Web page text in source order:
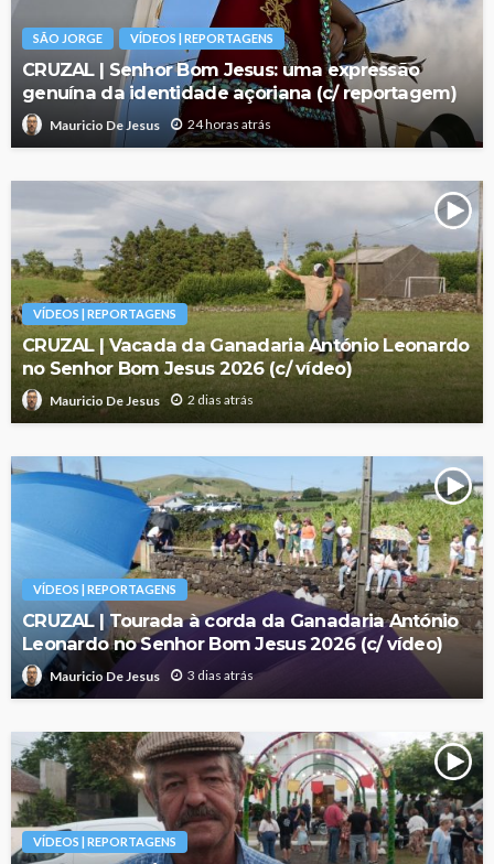
SÃO JORGE VÍDEOS | REPORTAGENS
CRUZAL | Senhor Bom Jesus: uma expressão
genuína da identidade açoriana (c/ reportagem)
Mauricio De Jesus 24 horas atrás
VÍDEOS | REPORTAGENS
CRUZAL | Vacada da Ganadaria António Leonardo
no Senhor Bom Jesus 2026 (c/ vídeo)
Mauricio De Jesus 2 dias atrás
VÍDEOS | REPORTAGENS
CRUZAL | Tourada à corda da Ganadaria António
Leonardo no Senhor Bom Jesus 2026 (c/ vídeo)
Mauricio De Jesus 3 dias atrás
VÍDEOS | REPORTAGENS